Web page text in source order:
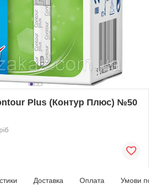
Plus (Контур Плюс) №50
Доставка Оплата Умови